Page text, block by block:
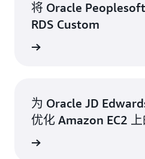
将 Oracle
RDS Custom
为 Oracle JD
优化 Amazon EC2